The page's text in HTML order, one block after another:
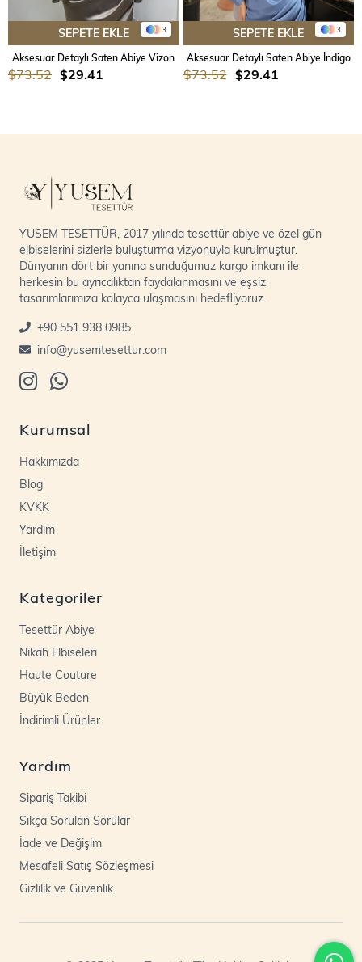
3
SEPETE EKLE
Aksesuar Detaylı Saten Abiye Vizon
$29.41
$73.52
3
SEPETE EKLE
Aksesuar Detaylı Saten Abiye İndigo
$29.41
$73.52
YUSEM TESETTÜR, 2017 yılında tesettür abiye ve özel gün
elbiselerini sizlerle buluşturma vizyonuyla kurulmuştur.
Dünyanın dört bir yanına sunduğumuz kargo imkanı ile
herkesin bu ayrıcalıktan faydalanmasını ve eşsiz
tasarımlarımıza kolayca ulaşmasını hedefliyoruz.
+90 551 938 0985
info@yusemtesettur.com
Kurumsal
Hakkımızda
Blog
KVKK
Yardım
İletişim
Kategoriler
Tesettür Abiye
Nikah Elbiseleri
Haute Couture
Büyük Beden
İndirimli Ürünler
Yardım
Sipariş Takibi
Sıkça Sorulan Sorular
İade ve Değişim
Mesafeli Satış Sözleşmesi
Gizlilik ve Güvenlik